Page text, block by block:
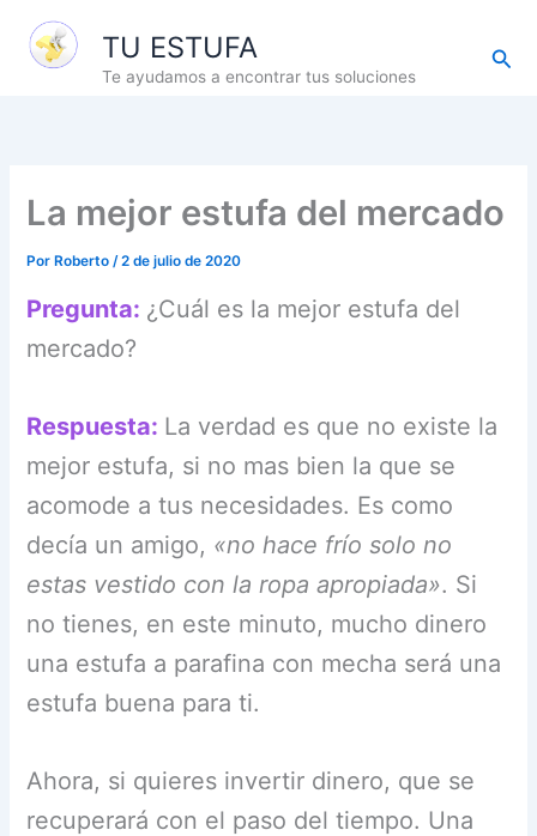
contenido
TU ESTUFA
Te ayudamos a encontrar tus soluciones
La mejor estufa del mercado
Por Roberto/2 de julio de 2020
Pregunta: ¿Cuál es la mejor estufa del
mercado?
Respuesta: La verdad es que no existe la
mejor estufa, si no mas bien la que se
acomode a tus necesidades. Es como
decía un amigo, «no hace frío solo no
estas vestido con la ropa apropiada». Si
no tienes, en este minuto, mucho dinero
una estufa a parafina con mecha será una
estufa buena para ti.
Ahora, si quieres invertir dinero, que se
recuperará con el paso del tiempo. Una